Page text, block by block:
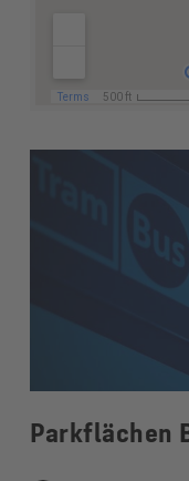
Parkflächen